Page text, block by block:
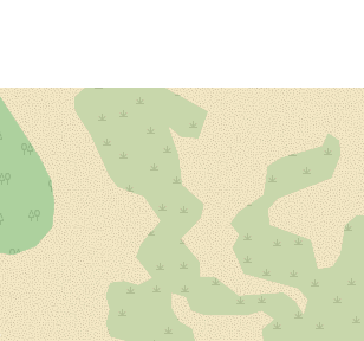
G/0/25832
Zasób:
http://www.opengis.net/def/crs/EPS
G/0/3857
http://data.europa.eu/88u/dataset/99
aab841-34a6-cd65-481f-
b2c9465b5157